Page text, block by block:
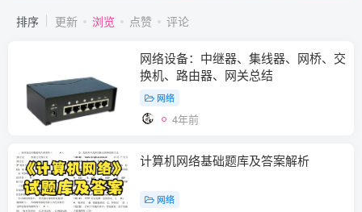
排序 更新 浏览 点赞 评论
网络设备：中继器、集线器、网桥、交
换机、路由器、网关总结
网络
4年前
计算机网络基础题库及答案解析
网络